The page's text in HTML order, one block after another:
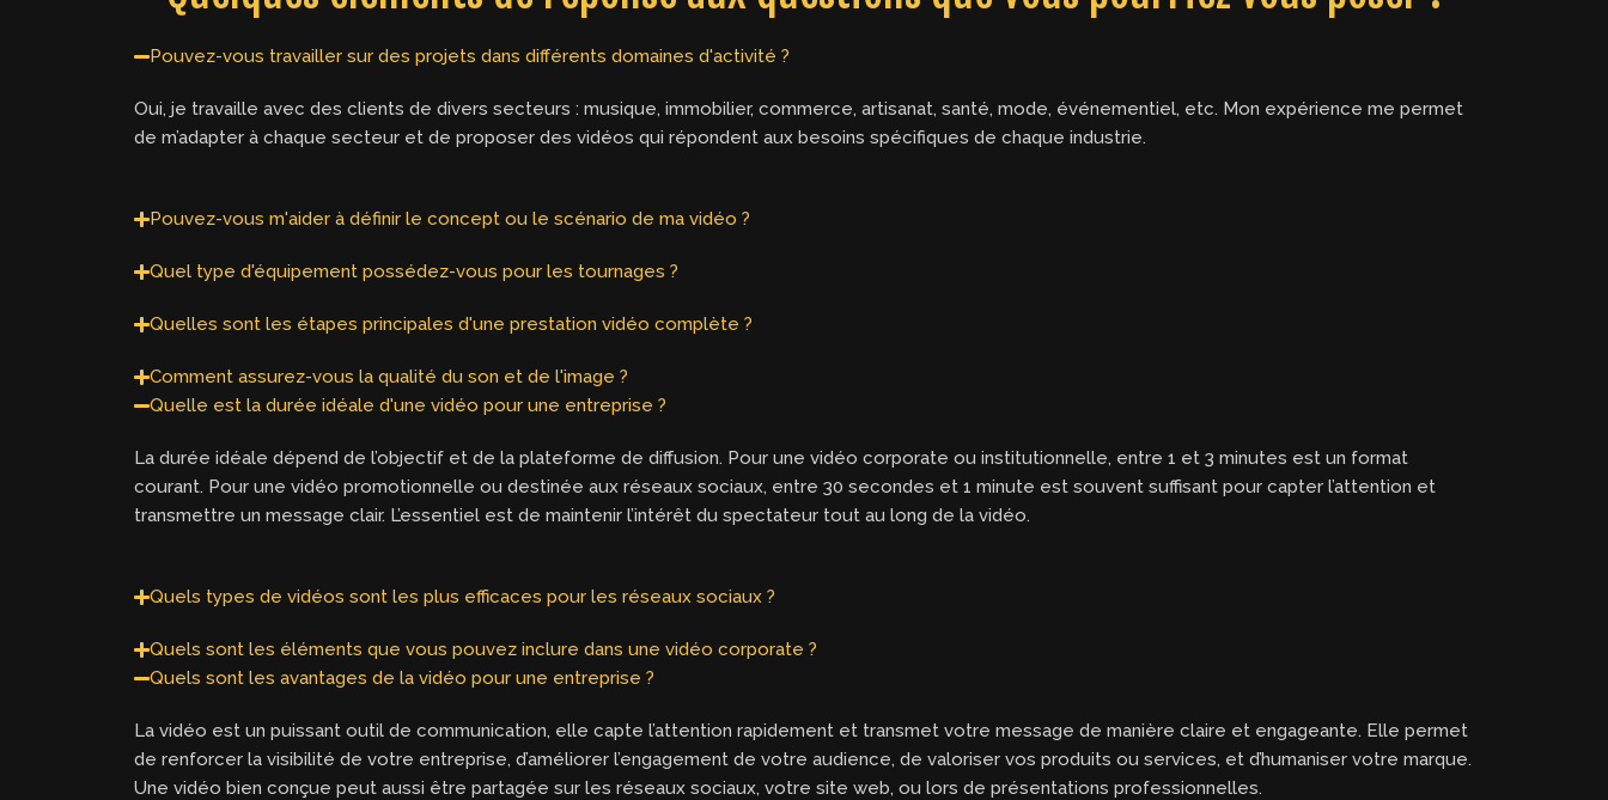
Pouvez-vous travailler sur des projets dans différents domaines d'activité ?
Oui, je travaille avec des clients de divers secteurs : musique, immobilier, commerce, artisanat, santé, mode, événementiel, etc. Mon expérience me permet
de m’adapter à chaque secteur et de proposer des vidéos qui répondent aux besoins spécifiques de chaque industrie.
Pouvez-vous m'aider à définir le concept ou le scénario de ma vidéo ?
Quel type d'équipement possédez-vous pour les tournages ?
Quelles sont les étapes principales d'une prestation vidéo complète ?
Comment assurez-vous la qualité du son et de l'image ?
Quelle est la durée idéale d'une vidéo pour une entreprise ?
La durée idéale dépend de l’objectif et de la plateforme de diffusion. Pour une vidéo corporate ou institutionnelle, entre 1 et 3 minutes est un format
courant. Pour une vidéo promotionnelle ou destinée aux réseaux sociaux, entre 30 secondes et 1 minute est souvent suffisant pour capter l’attention et
transmettre un message clair. L’essentiel est de maintenir l’intérêt du spectateur tout au long de la vidéo.
Quels types de vidéos sont les plus efficaces pour les réseaux sociaux ?
Quels sont les éléments que vous pouvez inclure dans une vidéo corporate ?
Quels sont les avantages de la vidéo pour une entreprise ?
La vidéo est un puissant outil de communication, elle capte l’attention rapidement et transmet votre message de manière claire et engageante. Elle permet
de renforcer la visibilité de votre entreprise, d’améliorer l’engagement de votre audience, de valoriser vos produits ou services, et d’humaniser votre marque.
Une vidéo bien conçue peut aussi être partagée sur les réseaux sociaux, votre site web, ou lors de présentations professionnelles.